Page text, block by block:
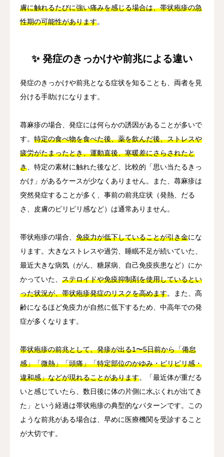
膚に触れるたびに強い痛みを感じる場合は、帯状疱疹の急
性期の可能性があります。
✨ 発症のきっかけや前兆による違い
発症のきっかけや前兆となる症状を知ることも、両者を見
分ける手助けになります。
蕁麻疹の場合、発症には何らかの誘因があることが多いで
す。 特定の食べ物を食べた後、薬を飲んだ後、ストレスや
疲労がたまったとき、運動直後、寒暖差にさらされたと
き、特定の素材に触れた後など、比較的「思い当たるきっ
かけ」があるケースが少なくありません。また、蕁麻疹は
突然発症することが多く、事前の前兆症状（発熱、だる
さ、皮膚のピリピリ感など）は通常ありません。
帯状疱疹の場合、 免疫力が低下していることが引き金にな
ります。大きなストレスや過労、睡眠不足が続いていた、
最近大きな病気（がん、糖尿病、自己免疫疾患など）にか
かっていた、 ステロイドや免疫抑制剤を使用しているとい
った状況が、帯状疱疹発症のリスクを高めます。また、高
齢になるほど免疫力が自然に低下するため、中高年での発
症が多くなります。
帯状疱疹の前兆として、発疹が出る1〜5日前から「倦怠
感」「微熱」「頭痛」「特定部位のかゆみ・ピリピリ感・
違和感」などが現れることがあります。「最近体が重だる
いと感じていたら、数日後に体の片側に水ぶくれが出てき
た」という経過は帯状疱疹の典型的なパターンです。この
ような前兆がある場合は、早めに医療機関を受診すること
が大切です。